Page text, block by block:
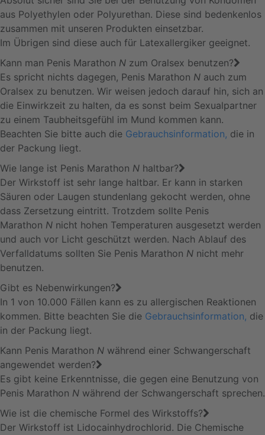
aus Polyethylen oder Polyurethan. Diese sind bedenkenlos
zusammen mit unseren Produkten einsetzbar.
Im Übrigen sind diese auch für Latexallergiker geeignet.
Kann man Penis Marathon N zum Oralsex benutzen?
Es spricht nichts dagegen, Penis Marathon N auch zum
Oralsex zu benutzen. Wir weisen jedoch darauf hin, sich an
die Einwirkzeit zu halten, da es sonst beim Sexualpartner
zu einem Taubheitsgefühl im Mund kommen kann.
Beachten Sie bitte auch die Gebrauchsinformation, die in
der Packung liegt.
Wie lange ist Penis Marathon N haltbar?
Der Wirkstoff ist sehr lange haltbar. Er kann in starken
Säuren oder Laugen stundenlang gekocht werden, ohne
dass Zersetzung eintritt. Trotzdem sollte Penis
Marathon N nicht hohen Temperaturen ausgesetzt werden
und auch vor Licht geschützt werden. Nach Ablauf des
Verfalldatums sollten Sie Penis Marathon N nicht mehr
benutzen.
Gibt es Nebenwirkungen?
In 1 von 10.000 Fällen kann es zu allergischen Reaktionen
kommen. Bitte beachten Sie die Gebrauchsinformation, die
in der Packung liegt.
Kann Penis Marathon N während einer Schwangerschaft
angewendet werden?
Es gibt keine Erkenntnisse, die gegen eine Benutzung von
Penis Marathon N während der Schwangerschaft sprechen.
Wie ist die chemische Formel des Wirkstoffs?
Der Wirkstoff ist Lidocainhydrochlorid. Die Chemische